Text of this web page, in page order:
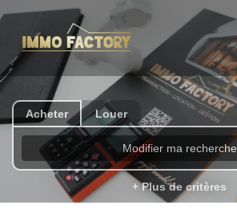
Acheter Louer
Modifier ma recherche
+ Plus de critères